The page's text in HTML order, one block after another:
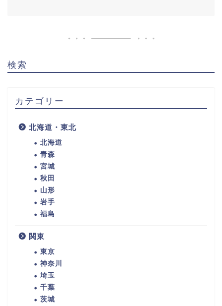
検索
カテゴリー
北海道・東北
北海道
青森
宮城
秋田
山形
岩手
福島
関東
東京
神奈川
埼玉
千葉
茨城